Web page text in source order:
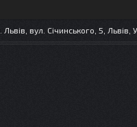
Львів, вул. Січинського, 5, Львів,